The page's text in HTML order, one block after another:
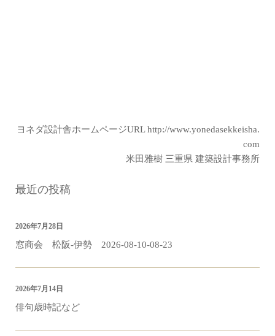
ヨネダ設計舎ホームページURLhttp://www.yonedasekkeisha.
com
米田雅樹 三重県 建築設計事務所
最近の投稿
窓商会 松阪-伊勢 2026-08-10-08-23
2026年7月28日
俳句歳時記など
2026年7月14日